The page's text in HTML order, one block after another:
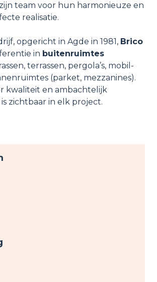
team voor hun harmonieuze en
realisatie.
opgericht in Agde in 1981, Brico
in buitenruimtes
terrassen, pergola’s, mobil-
(parket, mezzanines).
kwaliteit en ambachtelijk
zichtbaar in elk project.